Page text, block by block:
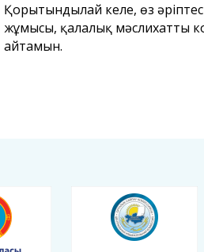
Қорытындылай келе, өз
жұмысы, қалалық мәслихаттың
айтамын.